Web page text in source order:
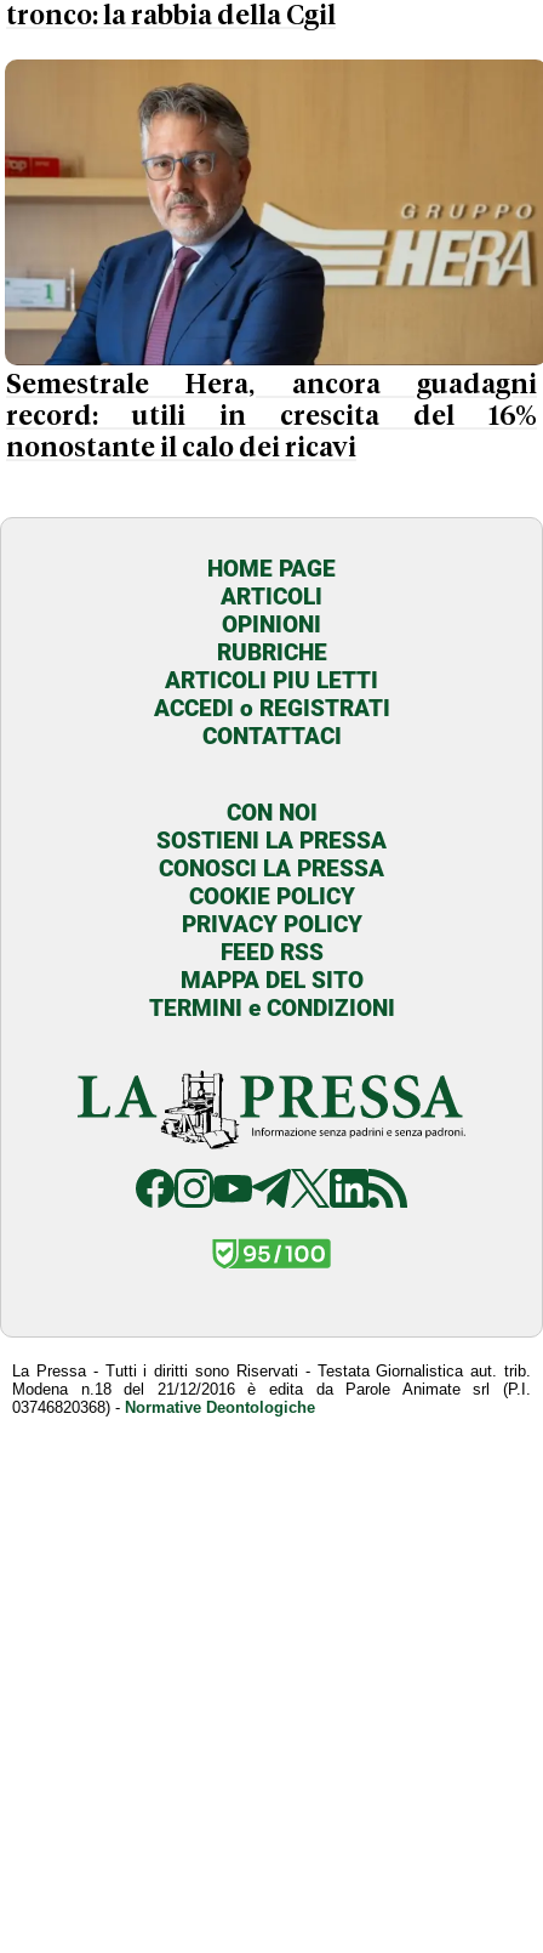
tronco: la rabbia della Cgil
Semestrale Hera, ancora guadagni
record: utili in crescita del 16%
nonostante il calo dei ricavi
HOME PAGE
ARTICOLI
OPINIONI
RUBRICHE
ARTICOLI PIU LETTI
ACCEDI o REGISTRATI
CONTATTACI
CON NOI
SOSTIENI LA PRESSA
CONOSCI LA PRESSA
COOKIE POLICY
PRIVACY POLICY
FEED RSS
MAPPA DEL SITO
TERMINI e CONDIZIONI
La Pressa - Tutti i diritti sono Riservati - Testata Giornalistica aut. trib.
Modena n.18 del 21/12/2016 è edita da Parole Animate srl (P.I.
03746820368) - Normative Deontologiche